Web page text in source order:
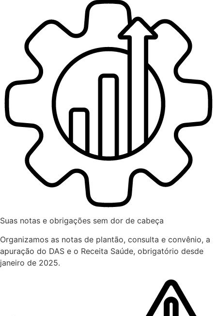
Suas notas e obrigações sem dor de cabeça
Organizamos as notas de plantão, consulta e convênio, a
apuração do DAS e o Receita Saúde, obrigatório desde
janeiro de 2025.